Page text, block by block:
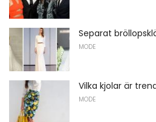
Separat
MODE
Vilka kjolar är
MODE